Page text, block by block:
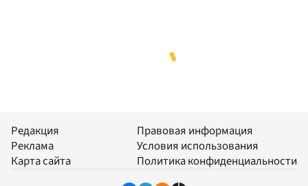
Редакция
Реклама
Карта сайта
Правовая информация
Условия использования
Политика конфиденциальности